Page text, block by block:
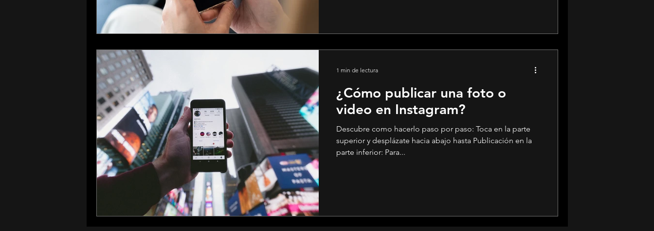
¿Cómo publicar una foto o
video en Instagram?
Descubre como hacerlo paso por paso: Toca en la parte
superior y desplázate hacia abajo hasta Publicación en la
parte inferior: Para...
1 min de lectura